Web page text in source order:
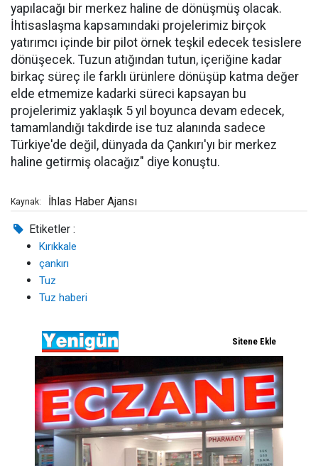
yapılacağı bir merkez haline de dönüşmüş olacak.
İhtisaslaşma kapsamındaki projelerimiz birçok
yatırımcı içinde bir pilot örnek teşkil edecek tesislere
dönüşecek. Tuzun atığından tutun, içeriğine kadar
birkaç süreç ile farklı ürünlere dönüşüp katma değer
elde etmemize kadarki süreci kapsayan bu
projelerimiz yaklaşık 5 yıl boyunca devam edecek,
tamamlandığı takdirde ise tuz alanında sadece
Türkiye'de değil, dünyada da Çankırı'yı bir merkez
haline getirmiş olacağız" diye konuştu.
Kaynak: İhlas Haber Ajansı
Etiketler :
Kırıkkale
çankırı
Tuz
Tuz haberi